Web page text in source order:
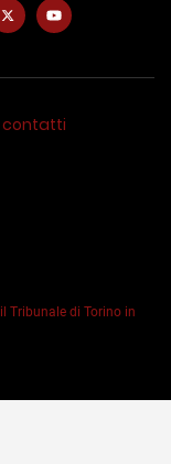
contatti
Tribunale di Torino in